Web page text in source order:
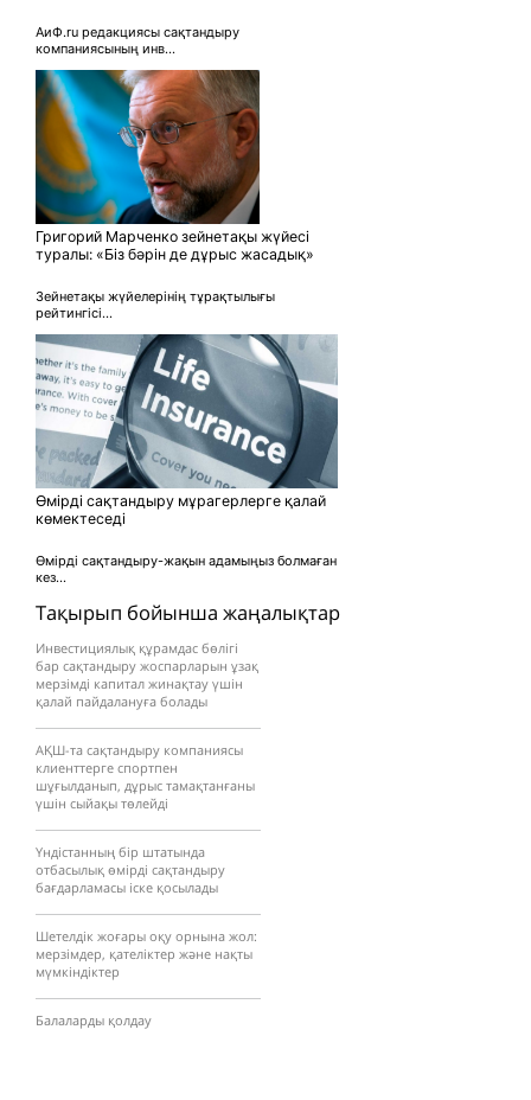
Тақырып бойынша жаңалықтар
Инвестициялық құрамдас бөлігі
бар сақтандыру жоспарларын ұзақ
мерзімді капитал жинақтау үшін
қалай пайдалануға болады
АҚШ-та сақтандыру компаниясы
клиенттерге спортпен
шұғылданып, дұрыс тамақтанғаны
үшін сыйақы төлейді
Үндістанның бір штатында
отбасылық өмірді сақтандыру
бағдарламасы іске қосылады
Шетелдік жоғары оқу орнына жол:
мерзімдер, қателіктер және нақты
мүмкіндіктер
Балаларды қолдау
АиФ.ru редакциясы сақтандыру
компаниясының инв...
Григорий Марченко зейнетақы жүйесі
туралы: «Біз бәрін де дұрыс жасадық»
Зейнетақы жүйелерінің тұрақтылығы
рейтингісі...
Өмірді сақтандыру мұрагерлерге қалай
көмектеседі
Өмірді сақтандыру-жақын адамыңыз болмаған
кез...